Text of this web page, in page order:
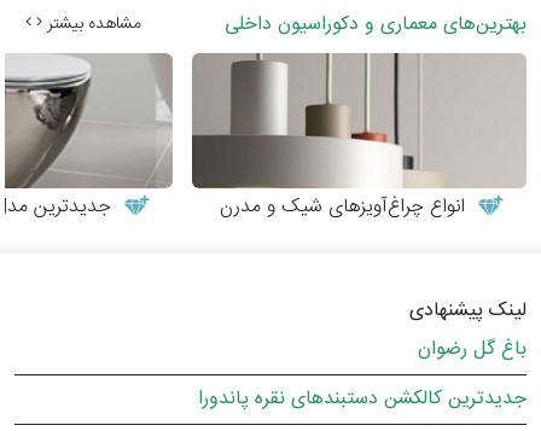
بهترین‌های معماری و دکوراسیون داخلی مشاهده بیشتر
انواع چراغ‌آویزهای شیک و مدرن جدیدترین
لینک پیشنهادی
باغ گل رضوان
جدیدترین کالکشن دستبندهای نقره پاندورا